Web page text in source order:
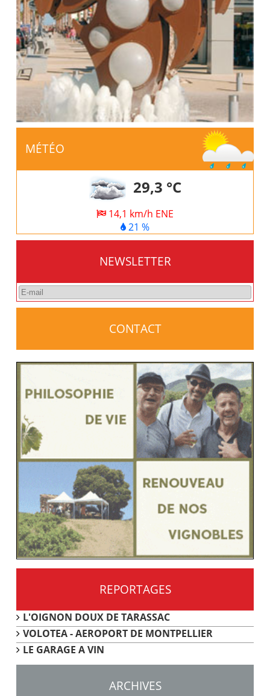
MÉTÉO
29,3 °C
14,1 km/h ENE
21 %
NEWSLETTER
CONTACT
REPORTAGES
L'OIGNON DOUX DE TARASSAC
VOLOTEA - AEROPORT DE MONTPELLIER
LE GARAGE A VIN
ARCHIVES